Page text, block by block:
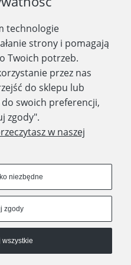
Zapisz się
- Wydawnictwo PROMIC
technologie
strony i pomagają
Twoich potrzeb.
przez nas
do sklepu lub
swoich preferencji,
zgody".
w naszej
niezbędne
zgody
wszystkie